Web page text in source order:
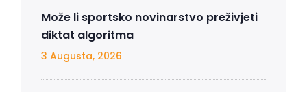
Može li sportsko novinarstvo preživjeti
diktat algoritma
3 Augusta, 2026